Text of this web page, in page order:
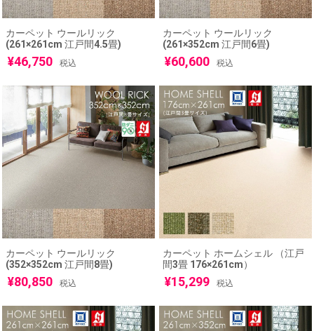
カーペット ウールリック
(261×261cm 江戸間4.5畳)
¥46,750 税込
カーペット ウールリック
(261×352cm 江戸間6畳)
¥60,600 税込
カーペット ウールリック
(352×352cm 江戸間8畳)
¥80,850 税込
カーペット ホームシェル （江戸
間3畳 176×261cm）
¥15,299 税込